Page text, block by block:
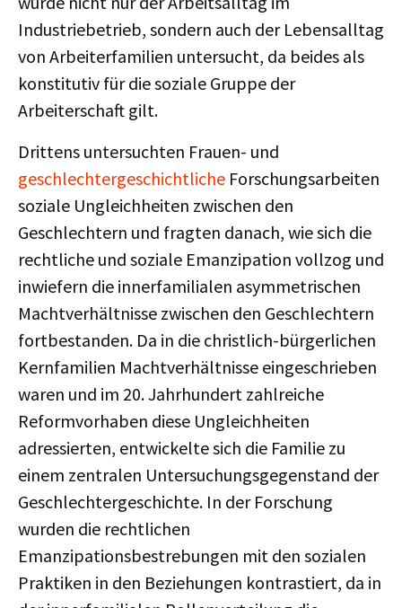
Industriebetrieb, sondern auch der Lebensalltag
von Arbeiterfamilien untersucht, da beides als
konstitutiv für die soziale Gruppe der
Arbeiterschaft gilt.
Drittens untersuchten Frauen- und
geschlechtergeschichtliche Forschungsarbeiten
soziale Ungleichheiten zwischen den
Geschlechtern und fragten danach, wie sich die
rechtliche und soziale Emanzipation vollzog und
inwiefern die innerfamilialen asymmetrischen
Machtverhältnisse zwischen den Geschlechtern
fortbestanden. Da in die christlich-bürgerlichen
Kernfamilien Machtverhältnisse eingeschrieben
waren und im 20. Jahrhundert zahlreiche
Reformvorhaben diese Ungleichheiten
adressierten, entwickelte sich die Familie zu
einem zentralen Untersuchungsgegenstand der
Geschlechtergeschichte. In der Forschung
wurden die rechtlichen
Emanzipationsbestrebungen mit den sozialen
Praktiken in den Beziehungen kontrastiert, da in